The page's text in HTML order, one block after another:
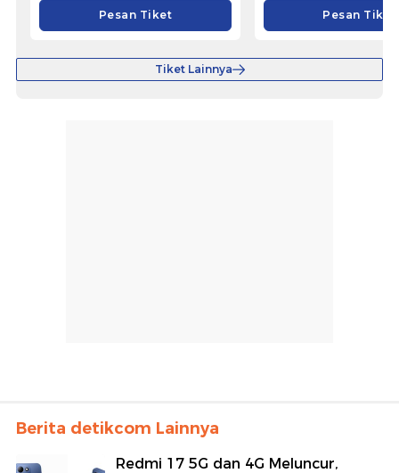
Pesan Tiket Pesan Tiket
Tiket Lainnya
Berita detikcom Lainnya
Redmi 17 5G dan 4G Meluncur,